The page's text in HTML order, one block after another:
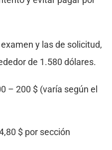
y las de solicitud,
de 1.580 dólares.
– 200 $ (varía según el
$ por sección